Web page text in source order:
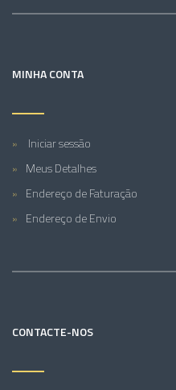
MINHA CONTA
Iniciar sessão
Meus Detalhes
Endereço de Faturação
Endereço de Envio
CONTACTE-NOS